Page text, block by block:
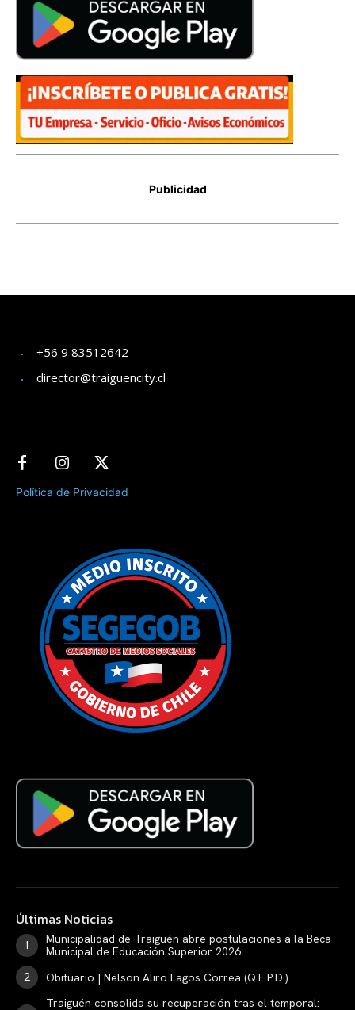
+56 9 83512642
director@traiguencity.cl
Política de Privacidad
Últimas Noticias
Municipalidad de Traiguén abre postulaciones a la Beca
Municipal de Educación Superior 2026
Obituario | Nelson Aliro Lagos Correa (Q.E.P.D.)
Traiguén consolida su recuperación tras el temporal: